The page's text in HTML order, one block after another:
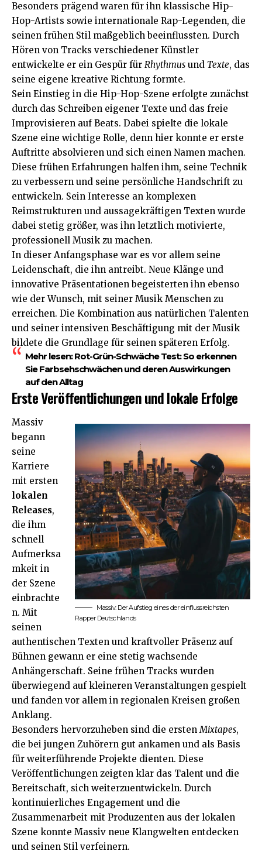
Besonders prägend waren für ihn klassische Hip-
Hop-Artists sowie internationale Rap-Legenden, die
seinen frühen Stil maßgeblich beeinflussten. Durch
Hören von Tracks verschiedener Künstler
entwickelte er ein Gespür für Rhythmus und Texte, das
seine eigene kreative Richtung formte.
Sein Einstieg in die Hip-Hop-Szene erfolgte zunächst
durch das Schreiben eigener Texte und das freie
Improvisieren auf Beats. Dabei spielte die lokale
Szene eine wichtige Rolle, denn hier konnte er erste
Auftritte absolvieren und sich einen Namen machen.
Diese frühen Erfahrungen halfen ihm, seine Technik
zu verbessern und seine persönliche Handschrift zu
entwickeln. Sein Interesse an komplexen
Reimstrukturen und aussagekräftigen Texten wurde
dabei stetig größer, was ihn letztlich motivierte,
professionell Musik zu machen.
In dieser Anfangsphase war es vor allem seine
Leidenschaft, die ihn antreibt. Neue Klänge und
innovative Präsentationen begeisterten ihn ebenso
wie der Wunsch, mit seiner Musik Menschen zu
erreichen. Die Kombination aus natürlichen Talenten
und seiner intensiven Beschäftigung mit der Musik
bildete die Grundlage für seinen späteren Erfolg.
Mehr lesen:Rot-Grün-Schwäche Test: So erkennen
Sie Farbsehschwächen und deren Auswirkungen
auf den Alltag
Erste Veröffentlichungen und lokale Erfolge
Massiv: Der Aufstieg eines der einflussreichsten
Rapper Deutschlands
Massiv
begann
seine
Karriere
mit ersten
lokalen
Releases,
die ihm
schnell
Aufmerksa
mkeit in
der Szene
einbrachte
n. Mit
seinen
authentischen Texten und kraftvoller Präsenz auf
Bühnen gewann er eine stetig wachsende
Anhängerschaft. Seine frühen Tracks wurden
überwiegend auf kleineren Veranstaltungen gespielt
und fanden vor allem in regionalen Kreisen großen
Anklang.
Besonders hervorzuheben sind die ersten Mixtapes,
die bei jungen Zuhörern gut ankamen und als Basis
für weiterführende Projekte dienten. Diese
Veröffentlichungen zeigten klar das Talent und die
Bereitschaft, sich weiterzuentwickeln. Durch
kontinuierliches Engagement und die
Zusammenarbeit mit Produzenten aus der lokalen
Szene konnte Massiv neue Klangwelten entdecken
und seinen Stil verfeinern.